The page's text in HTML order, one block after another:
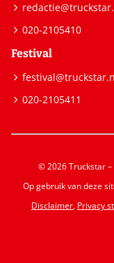
020-2105410
Festival
020-2105411
© 2026 Truckstar
Op gebruik van deze
Disclaimer, Privacy